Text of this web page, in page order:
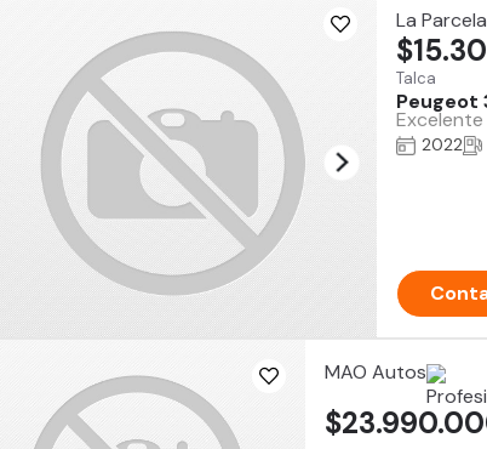
La
Talca
Peugeot
2022
MAO Autos